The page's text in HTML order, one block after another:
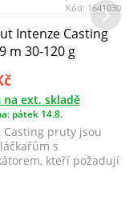
Kód: 1641030
Intenze Casting
m 30-120 g
na ext. skladě
pátek 14.8.
Casting pruty jsou
s
kteří požadují